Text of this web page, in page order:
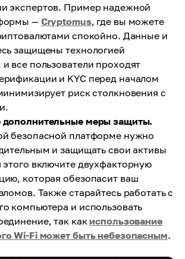
экспертов. Пример надежной
— Cryptomus, где вы можете
спокойно. Данные и
защищены технологией
все пользователи проходят
и KYC перед началом
риск столкновения с
дополнительные меры защиты.
безопасной платформе нужно
и защищать свои активы
включите двухфакторную
которая обезопасит ваш
Также старайтесь работать с
компьютера и использовать
так какиспользование
Wi-Fi может быть небезопасным.